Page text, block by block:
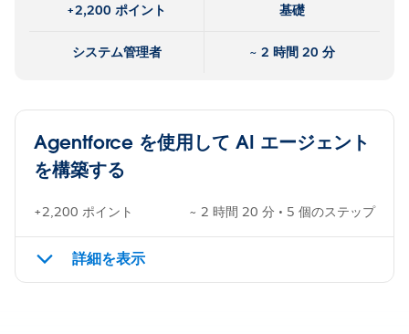
+2,200 ポイント 基礎
システム管理者 ~ 2 時間 20 分
Agentforce を使用して AI エージェント
を構築する
+2,200 ポイント ~ 2 時間 20 分 • 5 個のステップ
詳細を表示